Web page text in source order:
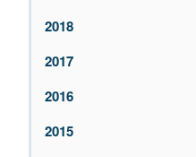
2018
2017
2016
2015